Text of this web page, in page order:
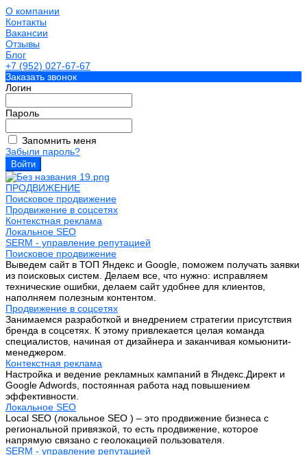
О компании
Контакты
Вакансии
Отзывы
Блог
+7 (952) 027-67-67
Заказать звонок
Логин
Пароль
Запомнить меня
Забыли пароль?
ПРОДВИЖЕНИЕ
Поисковое продвижение
Продвижение в соцсетях
Контекстная реклама
Локальное SEO
SERM - управление репутацией
Поисковое продвижение
Выведем сайт в ТОП Яндекс и Google, поможем получать заявки
из поисковых систем. Делаем все, что нужно: исправляем
технические ошибки, делаем сайт удобнее для клиентов,
наполняем полезным контентом.
Продвижение в соцсетях
Занимаемся разработкой и внедрением стратегии присутствия
бренда в соцсетях. К этому привлекается целая команда
специалистов, начиная от дизайнера и заканчивая комьюнити-
менеджером.
Контекстная реклама
Настройка и ведение рекламных кампаний в Яндекс.Директ и
Google Adwords, постоянная работа над повышением
эффективности.
Локальное SEO
Local SEO (локальное SEO ) – это продвижение бизнеса с
региональной привязкой, то есть продвижение, которое
напрямую связано с геолокацией пользователя.
SERM - управление репутацией